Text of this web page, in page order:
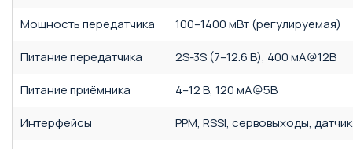
Мощность передатчика
100–1400 мВт (регулируемая)
Питание передатчика
2S-3S (7–12.6 В), 400 мА@12В
Питание приёмника
4–12 В, 120 мА@5В
Интерфейсы
PPM, RSSI, сервовыходы,